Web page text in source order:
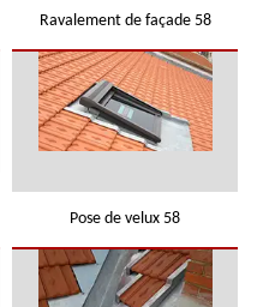
Ravalement de façade 58
Pose de velux 58